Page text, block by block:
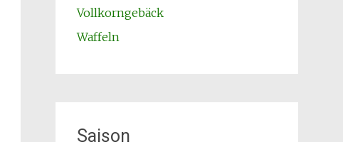
Vollkorngebäck
Waffeln
Saison